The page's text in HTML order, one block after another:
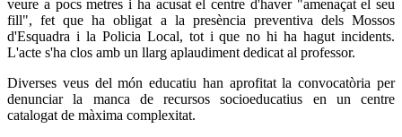
veure a pocs metres i ha acusat el centre d'haver "amenaçat el seu
fill", fet que ha obligat a la presència preventiva dels Mossos
d'Esquadra i la Policia Local, tot i que no hi ha hagut incidents.
L'acte s'ha clos amb un llarg aplaudiment dedicat al professor.
Diverses veus del món educatiu han aprofitat la convocatòria per
denunciar la manca de recursos socioeducatius en un centre
catalogat de màxima complexitat.